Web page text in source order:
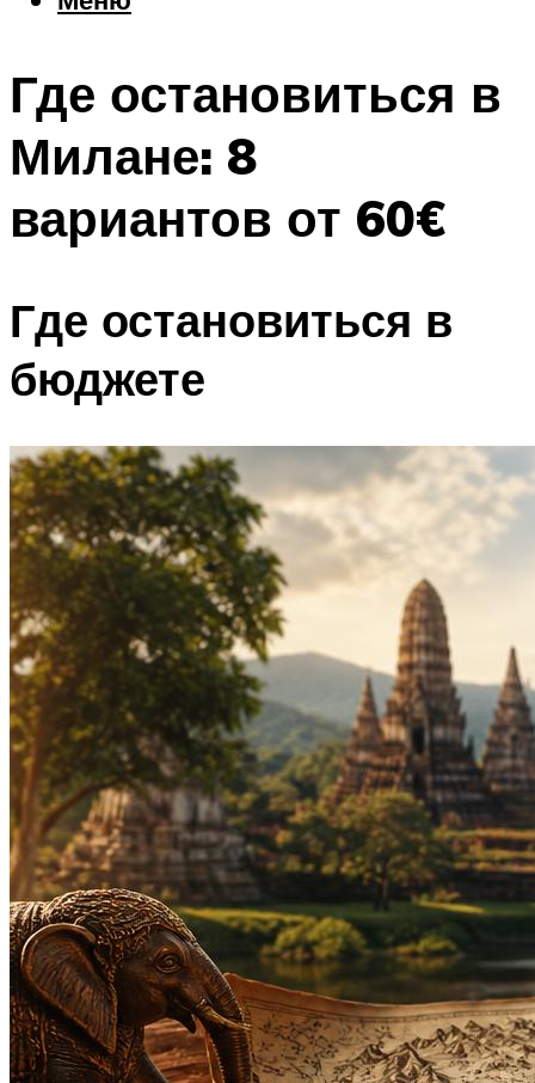
Шоппинг
Что посетить
Меню
Где остановиться в
Милане: 8
вариантов от 60€
Где остановиться в
бюджете